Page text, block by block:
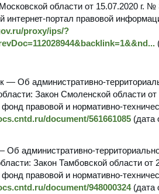
области от 15.07.2020 г.
портал правовой
proxy/ips/?
— Об административно-
Закон Смоленской области
правовой и нормативно-
document/561661085 (дата
административно-
Закон Тамбовской области от
правовой и нормативно-
document/948000324(дата